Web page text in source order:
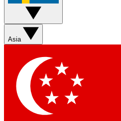
Asia